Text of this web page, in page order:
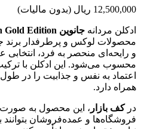
12,500,000 ریال (بدون مالیات)
ادکلن مردانه جانوین Dance VVIP Men Gold Edition
محصولات لوکس و پرطرفدار
و رایحه‌ای منحصر به فرد،
محسوب می‌شود. این ادکلن با
اعتماد به نفس و جذابیت را در
همراه دارد.
درکف بازار ، این محصول به
فروشگاه‌ها و عمده‌فروشان